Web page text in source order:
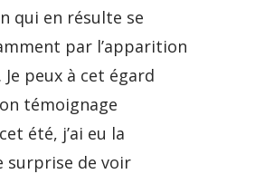
qui en résulte se
par l’apparition
Je peux à cet égard
témoignage
été, j’ai eu la
surprise de voir